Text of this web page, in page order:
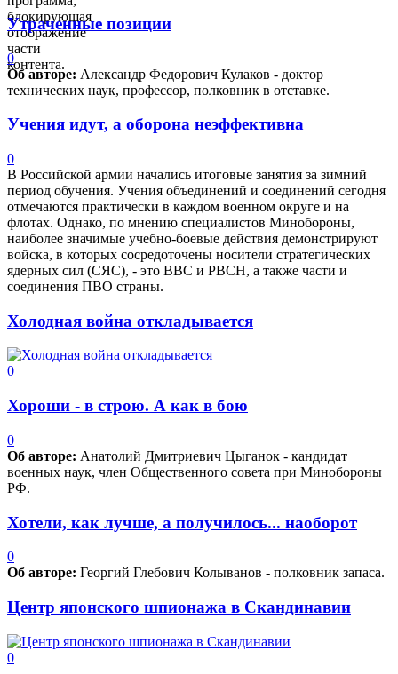
блокирующая
отображение
части
контента.
Утраченные позиции
0
Об авторе: Александр Федорович Кулаков - доктор
технических наук, профессор, полковник в отставке.
Учения идут, а оборона неэффективна
0
В Российской армии начались итоговые занятия за зимний
период обучения. Учения объединений и соединений сегодня
отмечаются практически в каждом военном округе и на
флотах. Однако, по мнению специалистов Минобороны,
наиболее значимые учебно-боевые действия демонстрируют
войска, в которых сосредоточены носители стратегических
ядерных сил (СЯС), - это ВВС и РВСН, а также части и
соединения ПВО страны.
Холодная война откладывается
0
Хороши - в строю. А как в бою
0
Об авторе: Анатолий Дмитриевич Цыганок - кандидат
военных наук, член Общественного совета при Минобороны
РФ.
Хотели, как лучше, а получилось... наоборот
0
Об авторе: Георгий Глебович Колыванов - полковник запаса.
Центр японского шпионажа в Скандинавии
0